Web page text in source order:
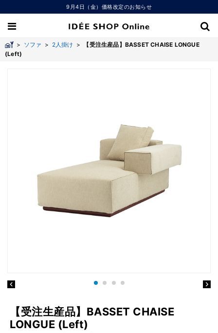
9月4日（金）価格改定のお知らせ
> ソファ > 2人掛け >
【受注生産品】BASSET CHAISE LONGUE
(Left)
【受注生産品】BASSET CHAISE
LONGUE (Left)